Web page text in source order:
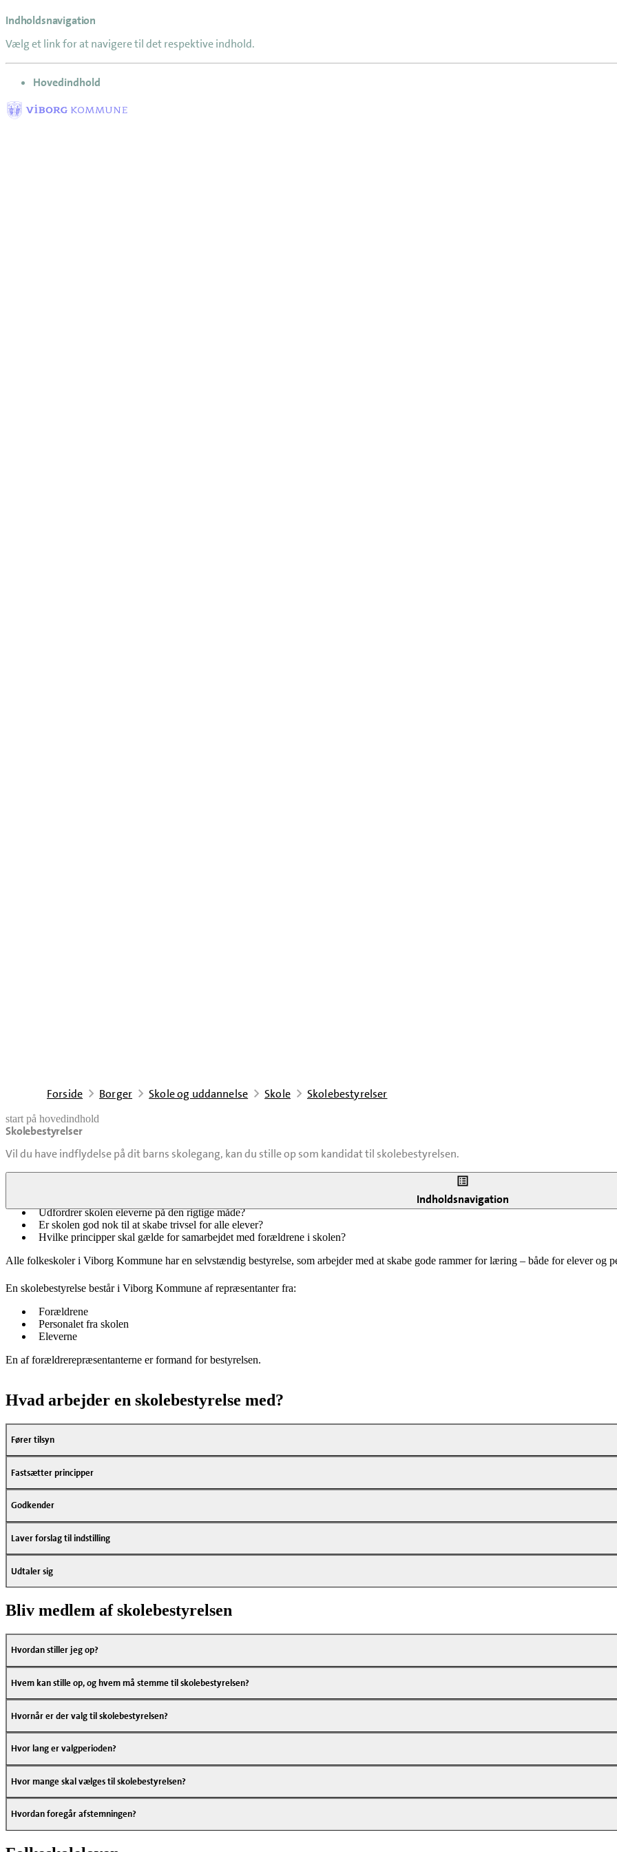
Indholdsnavigation
Vælg et link for at navigere til det respektive indhold.
gå til
Hovedindhold
Forside Borger Skole og uddannelse Skole Skolebestyrelser
start på hovedindhold
Skolebestyrelser
Vil du have indflydelse på dit barns skolegang, kan du stille op som kandidat til skolebestyrelsen.
senest opdateret 29. juni 2026
Indholdsnavigation
Du får direkte indflydelse på vigtige spørgsmål om dit barns skolegang, hvis du er medlem af skolebestyrelsen. Det kan fx være spørgsmål
Udfordrer skolen eleverne på den rigtige måde?
Er skolen god nok til at skabe trivsel for alle elever?
Hvilke principper skal gælde for samarbejdet med forældrene i skolen?
Alle folkeskoler i Viborg Kommune har en selvstændig bestyrelse, som arbejder med at skabe gode rammer for læring – både for elever og
En skolebestyrelse består i Viborg Kommune af repræsentanter fra:
Forældrene
Personalet fra skolen
Eleverne
En af forældrerepræsentanterne er formand for bestyrelsen.
Hvad arbejder en skolebestyrelse med?
Fører tilsyn
Fastsætter principper
Godkender
Laver forslag til indstilling
Udtaler sig
Bliv medlem af skolebestyrelsen
Hvordan stiller jeg op?
Hvem kan stille op, og hvem må stemme til skolebestyrelsen?
Hvornår er der valg til skolebestyrelsen?
Hvor lang er valgperioden?
Hvor mange skal vælges til skolebestyrelsen?
Hvordan foregår afstemningen?